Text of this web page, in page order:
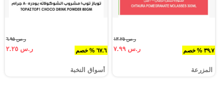
٣٩.٧ % خصم
ر.س ١٣.٢٥
ر.س ٧.٩٩
المزرعة
٦٧.٦ % خصم
ر.س ٦.٩٥
ر.س ٢.٢٥
أسواق النخبة